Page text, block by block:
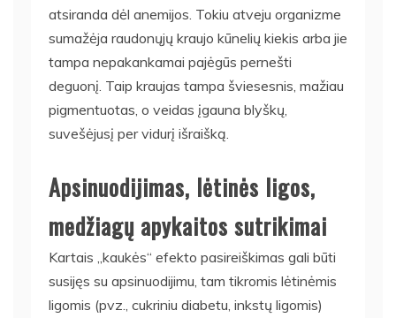
atsiranda dėl anemijos. Tokiu atveju organizme
sumažėja raudonųjų kraujo kūnelių kiekis arba jie
tampa nepakankamai pajėgūs pernešti
deguonį. Taip kraujas tampa šviesesnis, mažiau
pigmentuotas, o veidas įgauna blyškų,
suvešėjusį per vidurį išraišką.
Apsinuodijimas, lėtinės ligos,
medžiagų apykaitos sutrikimai
Kartais „kaukės“ efekto pasireiškimas gali būti
susijęs su apsinuodijimu, tam tikromis lėtinėmis
ligomis (pvz., cukriniu diabetu, inkstų ligomis)